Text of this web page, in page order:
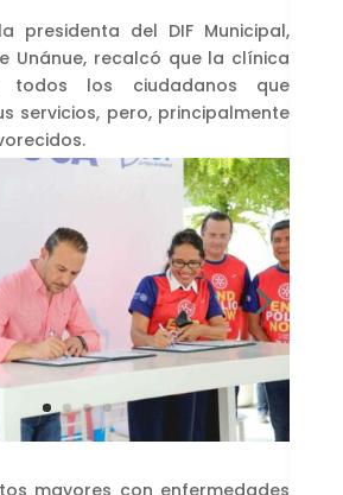
presidenta del DIF Municipal,
Unánue, recalcó que la clínica
todos los ciudadanos que
servicios, pero, principalmente
mayores con enfermedades